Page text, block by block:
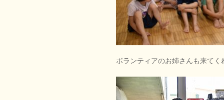
ボランティアのお姉さんも来てく